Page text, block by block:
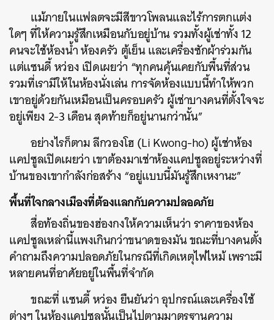
แม้ภายในแฟลตจะมีสีขาวโพลนและไร้การตกแต่ง
ใดๆ ที่ให้ความรู้สึกเหมือนกับอยู่บ้าน รวมทั้งผู้เช่าทั้ง 12
คนจะใช้ห้องน้ำ ห้องครัว ตู้เย็น และเครื่องซักผ้าร่วมกัน
แต่แซนดี้ หว่อง เปิดเผยว่า “ทุกคนคุ้นเคยกับพื้นที่ส่วน
รวมที่เรามีให้ในห้องนั่งเล่น การจัดห้องแบบนี้ทำให้พวก
เขาอยู่ด้วยกันเหมือนเป็นครอบครัว ผู้เช่าบางคนที่ตั้งใจจะ
อยู่เพียง 2-3 เดือน สุดท้ายก็อยู่นานกว่านั้น”
อย่างไรก็ตาม ลีกวองโฮ (Li Kwong-ho) ผู้เช่าห้อง
แคปซูลเปิดเผยว่า เขาต้องมาเช่าห้องแคปซูลอยู่ระหว่างที่
บ้านของเขากำลังก่อสร้าง “อยู่แบบนี้มันรู้สึกเหงานะ”
พื้นที่ใจกลางเมืองที่ต้องแลกกับความปลอดภัย
สื่อท้องถิ่นของฮ่องกงให้ความเห็นว่า ราคาของห้อง
แคปซูลเหล่านี้แพงเกินกว่าขนาดของมัน ขณะที่บางคนตั้ง
คำถามถึงความปลอดภัยในกรณีที่เกิดเหตุไฟไหม้ เพราะมี
หลายคนที่อาศัยอยู่ในพื้นที่จำกัด
ขณะที่ แซนดี้ หว่อง ยืนยันว่า อุปกรณ์และเครื่องใช้
SHARE TWEET LINE EMAIL